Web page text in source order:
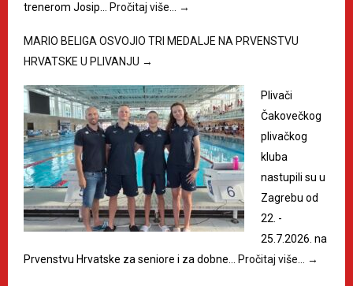
trenerom Josip… Pročitaj više… →
MARIO BELIGA OSVOJIO TRI MEDALJE NA PRVENSTVU
HRVATSKE U PLIVANJU →
Plivači
Čakovečkog
plivačkog
kluba
nastupili su u
Zagrebu od
22. -
25.7.2026. na
Prvenstvu Hrvatske za seniore i za dobne… Pročitaj više… →